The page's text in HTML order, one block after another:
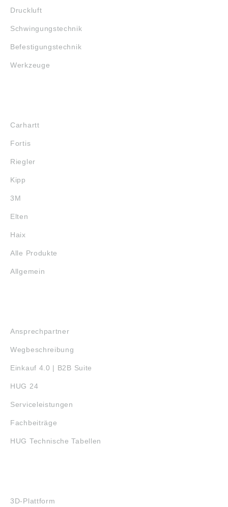
Druckluft
Schwingungstechnik
Befestigungstechnik
Werkzeuge
Carhartt
Fortis
Riegler
Kipp
3M
Elten
Haix
Alle Produkte
Allgemein
Ansprechpartner
Wegbeschreibung
Einkauf 4.0 | B2B Suite
HUG 24
Serviceleistungen
Fachbeiträge
HUG Technische Tabellen
3D-Plattform